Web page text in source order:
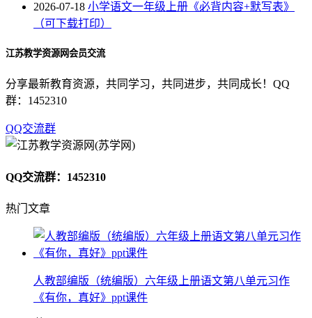
2026-07-18 小学语文一年级上册《必背内容+默写表》
（可下载打印）
江苏教学资源网会员交流
分享最新教育资源，共同学习，共同进步，共同成长！QQ
群：1452310
QQ交流群
QQ交流群：1452310
热门文章
人教部编版（统编版）六年级上册语文第八单元习作
《有你，真好》ppt课件